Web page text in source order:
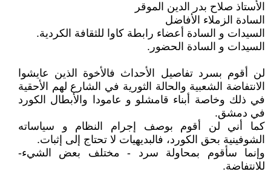
الأستاذ صلاح بدر الدين الموقر
السادة الزملاء الأفاضل
السيدات و السادة أعضاء رابطة كاوا للثقافة الكردية.
السيدات و السادة الحضور.
لن أقوم بسرد تفاصيل الأحداث فالأخوة الذين عايشوا
الانتفاضة الشعبية والحالة الثورية في الشارع لهم الأحقية
في ذلك وخاصة أبناء قامشلو و عامودا والأبطال الكورد
في دمشق.
كما أني لن أقوم بوصف إجرام النظام و سياساته
الشوفينية بحق الكورد، فالبديهيات لا تحتاج إلى إثبات.
وإنما سأقوم بمحاولة سرد - مختلف بعض الشيء-
للانتفاضة.